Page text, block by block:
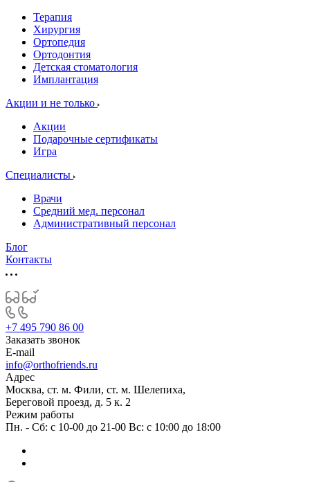
Терапия
Хирургия
Ортопедия
Ортодонтия
Детская стоматология
Имплантация
Акции и не только
Акции
Подарочные сертификаты
Игра
Специалисты
Врачи
Средний мед. персонал
Административный персонал
Блог
Контакты
+7 495 790 86 00
Заказать звонок
E-mail
info@orthofriends.ru
Адрес
Москва, ст. м. Фили, ст. м. Шелепиха,
Береговой проезд, д. 5 к. 2
Режим работы
Пн. - Сб: с 10-00 до 21-00 Вс: c 10:00 до 18:00